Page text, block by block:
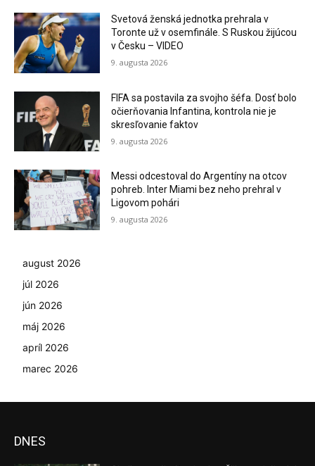
Svetová ženská jednotka prehrala v
Toronte už v osemfinále. S Ruskou žijúcou
v Česku – VIDEO
9. augusta 2026
FIFA sa postavila za svojho šéfa. Dosť bolo
očierňovania Infantina, kontrola nie je
skresľovanie faktov
9. augusta 2026
Messi odcestoval do Argentíny na otcov
pohreb. Inter Miami bez neho prehral v
Ligovom pohári
9. augusta 2026
august 2026
júl 2026
jún 2026
máj 2026
apríl 2026
marec 2026
DNES